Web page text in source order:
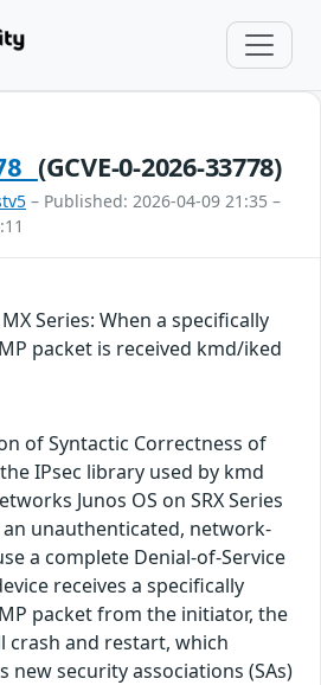
(GCVE-0-2026-33778)
– Published: 2026-04-09 21:35 –
MX Series: When a specifically
packet is received kmd/iked
of Syntactic Correctness of
IPsec library used by kmd
Junos OS on SRX Series
an unauthenticated, network-
a complete Denial-of-Service
receives a specifically
packet from the initiator, the
crash and restart, which
new security associations (SAs)